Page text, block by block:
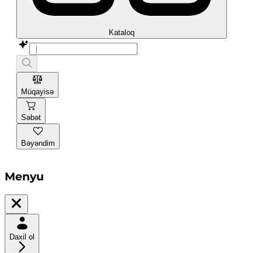
Kataloq
Müqayisə
Səbət
Bəyəndim
Menyu
Daxil ol